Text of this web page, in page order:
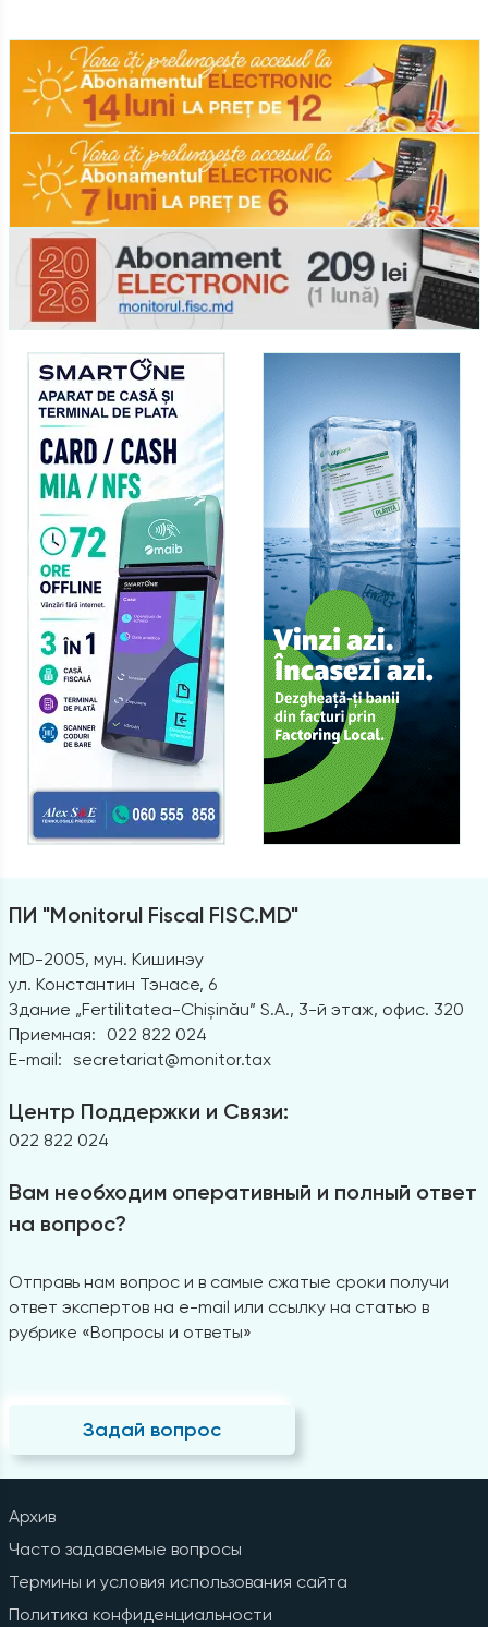
ПИ "Monitorul Fiscal FISC.MD"
MD-2005, мун. Кишинэу
ул. Константин Тэнасе, 6
Здание „Fertilitatea-Chișinău” S.A., 3-й этаж, офис. 320
Приемная:
022 822 024
E-mail: secretariat@monitor.tax
Центр Поддержки и Связи:
022 822 024
Вам необходим оперативный и полный ответ
на вопрос?
Отправь нам вопрос и в самые сжатые сроки получи
ответ экспертов на e-mail или ссылку на статью в
рубрике «Вопросы и ответы»
Задай вопрос
Архив
Часто задаваемые вопросы
Термины и условия использования сайта
Политика конфиденциальности